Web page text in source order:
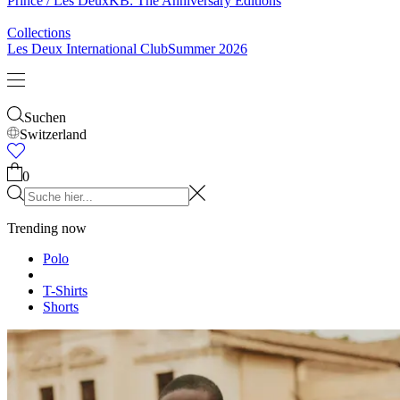
Kundenservice
Les Deux
Switzerland
Erhalte Einblicke in die neuesten Kollektionen, Events und
Kollaborationen – und sichere dir 15 % Rabatt auf deine erste
Bestellung.
©2026 Les Deux Inc. All Rights Reserved.
AGBDatenschutzerklärung CookiesCookie-Einstellungen